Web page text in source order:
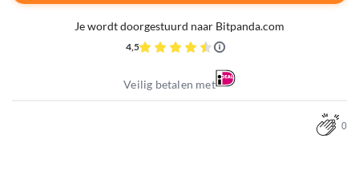
Je wordt doorgestuurd naar Bitpanda.com
4,5
Veilig betalen met
0